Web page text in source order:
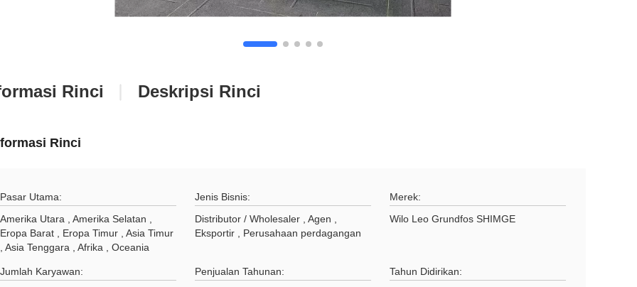
Rinci Deskripsi Rinci
Rinci
Pasar Utama:
Amerika Utara , Amerika Selatan ,
Eropa Barat , Eropa Timur , Asia Timur
, Asia Tenggara , Afrika , Oceania
Jenis Bisnis:
Distributor / Wholesaler , Agen ,
Eksportir , Perusahaan perdagangan
Merek:
Wilo Leo Grundfos SHIMGE
Jumlah Karyawan:
Penjualan Tahunan:
Tahun Didirikan: